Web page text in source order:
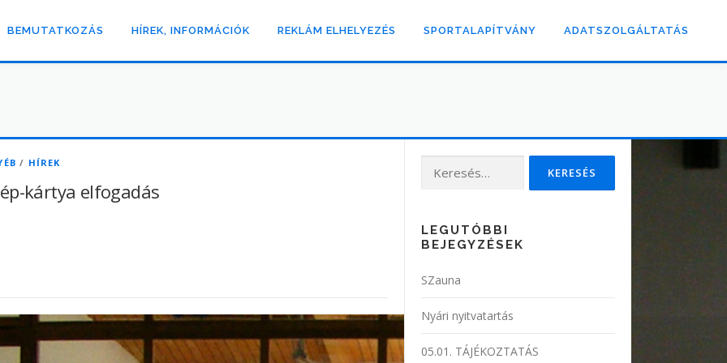
BEMUTATKOZÁS HÍREK, INFORMÁCIÓK REKLÁM ELHELYEZÉS SPORTALAPÍTVÁNY ADATSZOLGÁLTATÁS
/ HÍREK
kártya elfogadás
LEGUTÓBBI
BEJEGYZÉSEK
SZauna
Nyári nyitvatartás
05.01. TÁJÉKOZTATÁS